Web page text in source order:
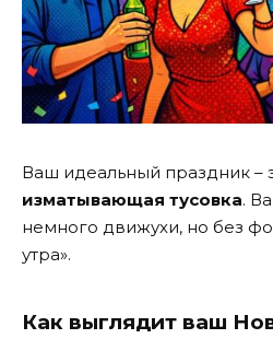
Ваш идеальный праздник –
изматывающая тусовка.
немного движухи, но без
утра».
Как выглядит ваш